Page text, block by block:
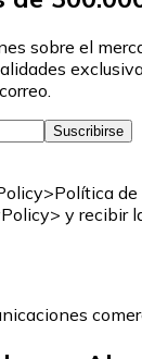
sobre el
Suscribirse
de
y recibir